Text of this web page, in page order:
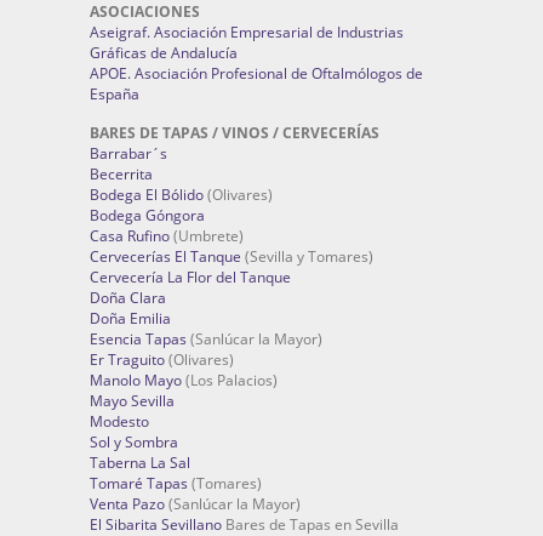
ASOCIACIONES
Aseigraf. Asociación Empresarial de Industrias
Gráficas de Andalucía
APOE. Asociación Profesional de Oftalmólogos de
España
BARES DE TAPAS / VINOS / CERVECERÍAS
Barrabar´s
Becerrita
Bodega El Bólido(Olivares)
Bodega Góngora
Casa Rufino(Umbrete)
Cervecerías El Tanque (Sevilla y Tomares)
Cervecería La Flor del Tanque
Doña Clara
Doña Emilia
Esencia Tapas (Sanlúcar la Mayor)
Er Traguito(Olivares)
Manolo Mayo(Los Palacios)
Mayo Sevilla
Modesto
Sol y Sombra
Taberna La Sal
Tomaré Tapas (Tomares)
Venta Pazo(Sanlúcar la Mayor)
El Sibarita Sevillano Bares de Tapas en Sevilla